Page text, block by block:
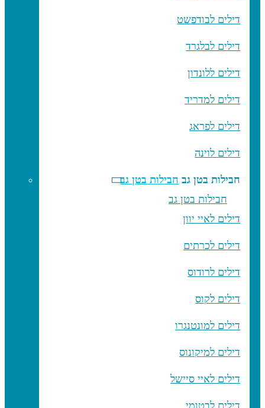
דילים לבודפשט
דילים לבלגרד
דילים ללונדון
דילים למדריד
דילים לפראג
דילים לוינה
חבילות בטן גב חבילות בטן גב
חבילות בטן גב
דילים לאיי יוון
דילים לכרתים
דילים לרודוס
דילים לקוס
דילים למונטנגרו
דילים למיקונוס
דילים לאיי סיישל
דילים לבטומי